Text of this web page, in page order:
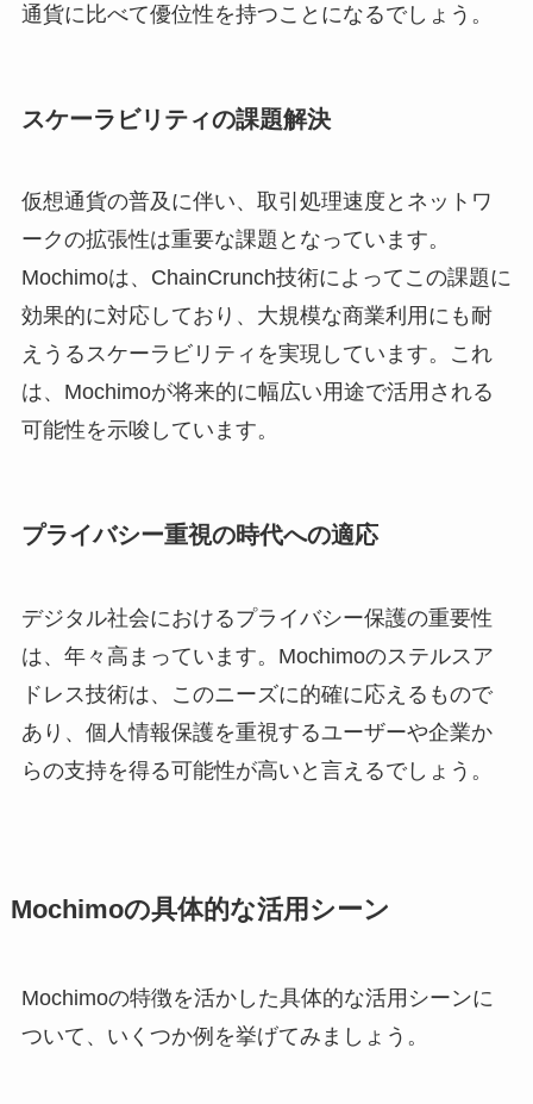
通貨に比べて優位性を持つことになるでしょう。
スケーラビリティの課題解決
仮想通貨の普及に伴い、取引処理速度とネットワ
ークの拡張性は重要な課題となっています。
Mochimoは、ChainCrunch技術によってこの課題に
効果的に対応しており、大規模な商業利用にも耐
えうるスケーラビリティを実現しています。これ
は、Mochimoが将来的に幅広い用途で活用される
可能性を示唆しています。
プライバシー重視の時代への適応
デジタル社会におけるプライバシー保護の重要性
は、年々高まっています。Mochimoのステルスア
ドレス技術は、このニーズに的確に応えるもので
あり、個人情報保護を重視するユーザーや企業か
らの支持を得る可能性が高いと言えるでしょう。
Mochimoの具体的な活用シーン
Mochimoの特徴を活かした具体的な活用シーンに
ついて、いくつか例を挙げてみましょう。